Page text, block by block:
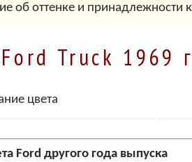
об оттенке и принадлежности
Truck 1969
цвета
Ford другого года выпуска